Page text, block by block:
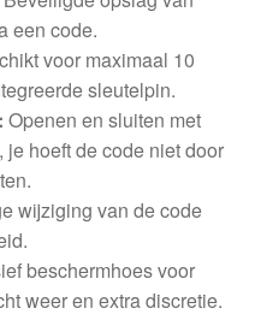
een code.
voor maximaal 10
sleutelpin.
Openen en sluiten met
hoeft de code niet door
wijziging van de code
beschermhoes voor
weer en extra discretie.